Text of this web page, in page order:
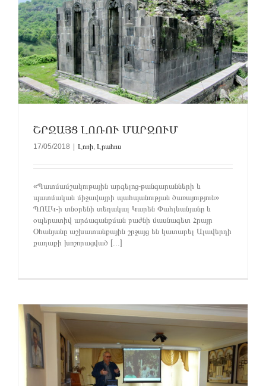
ՇՐՋԱՅՑ ԼՈՌՈՒ ՄԱՐԶՈՒՄ
17/05/2018 Լոռի, Լրահոս
«Պատմամշակութային արգելոց-թանգարանների և
պատմական միջավայրի պահպանության ծառայություն»
ՊՈԱԿ-ի տնօրենի տեղակալ Կարեն Փահլևանյանը և
օպերատիվ արձագանքման բաժնի մասնագետ Հրայր
Օհանյանը աշխատանքային շրջայց են կատարել Ալավերդի
քաղաքի խոշորացված [...]